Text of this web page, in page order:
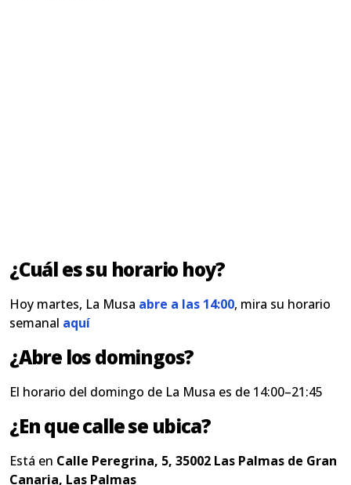
¿Cuál es su horario hoy?
Hoy martes, La Musa abre a las 14:00, mira su horario
semanal aquí
¿Abre los domingos?
El horario del domingo de La Musa es de 14:00–21:45
¿En que calle se ubica?
Está en Calle Peregrina, 5, 35002 Las Palmas de Gran
Canaria, Las Palmas